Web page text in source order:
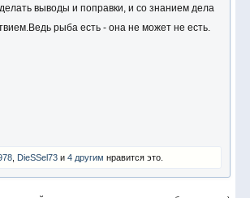
выводы и поправки, и со знанием дела
рыба есть - она не может не есть.
DieSSel73 и 4 другим нравится это.